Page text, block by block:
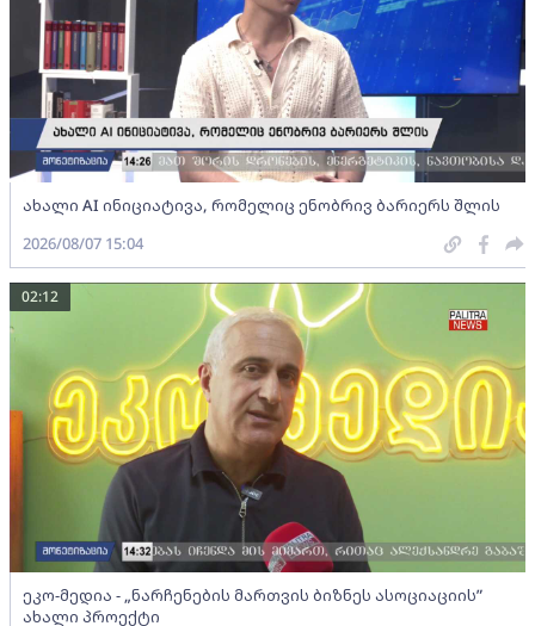
ახალი AI ინიციატივა, რომელიც ენობრივ ბარიერს შლის
2026/08/07 15:04
ეკო-მედია - „ნარჩენების მართვის ბიზნეს ასოციაციის”
ახალი პროექტი
02:12